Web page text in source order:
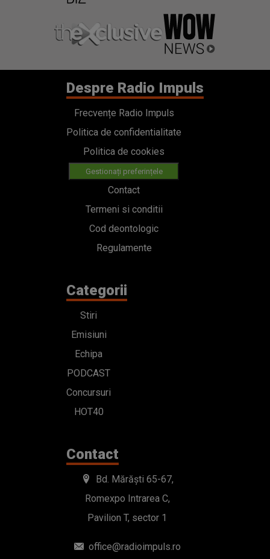
Despre Radio Impuls
Frecvențe Radio Impuls
Politica de confidentialitate
Politica de cookies
Gestionați preferințele
Contact
Termeni si conditii
Cod deontologic
Regulamente
Categorii
Stiri
Emisiuni
Echipa
PODCAST
Concursuri
HOT40
Contact
Bd. Mărăști 65-67,
Romexpo Intrarea C,
Pavilion T, sector 1
office@radioimpuls.ro